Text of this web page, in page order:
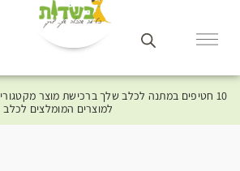
10 חטיפים במתנה לכלב שלך ברכישת מוצר
למוצרים המומלצים לכלב